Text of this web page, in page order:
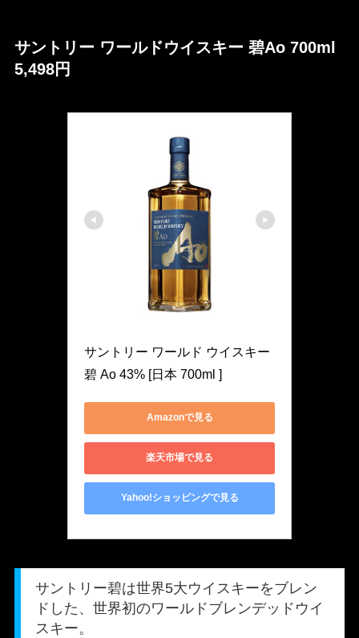
サントリー ワールドウイスキー 碧Ao 700ml
5,498円
サントリー ワールド ウイスキー
碧 Ao 43% [日本 700ml ]
Amazonで見る
楽天市場で見る
Yahoo!ショッピングで見る
サントリー碧は世界5大ウイスキーをブレン
ドした、世界初のワールドブレンデッドウイ
スキー。